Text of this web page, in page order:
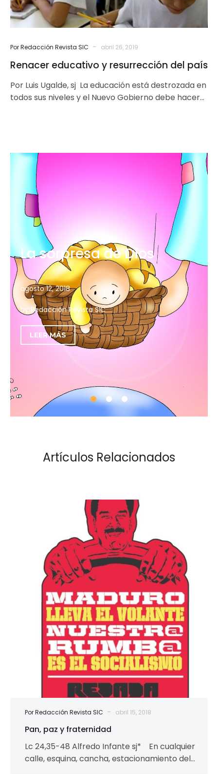
Por Redacción Revista SIC - abril 26, 2019
Renacer educativo y resurrección del país
Por Luis Ugalde, sj La educación está destrozada en
todos sus niveles y el Nuevo Gobierno debe hacer
La sorpresa de Dios
agosto 12, 2018
by Redacción Revista SIC
LEER MÁS
Artículos Relacionados
paz
y
fraternidad
Por Redacción Revista SIC - abril 15, 2018
Pan, paz y fraternidad
Lc 24,35-48 Alfredo Infante sj* En cualquier
calle, esquina, cancha, estacionamiento del